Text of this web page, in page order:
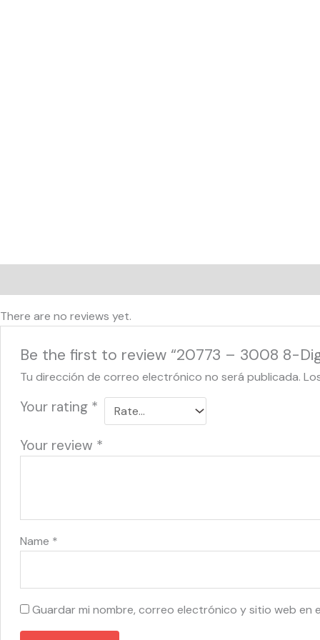
There are no reviews yet.
Be the first to review “20773 – 3008 8-
Tu dirección de correo electrónico no será publicada.
Your rating *
Your review *
Name *
Guardar mi nombre, correo electrónico y sitio web en